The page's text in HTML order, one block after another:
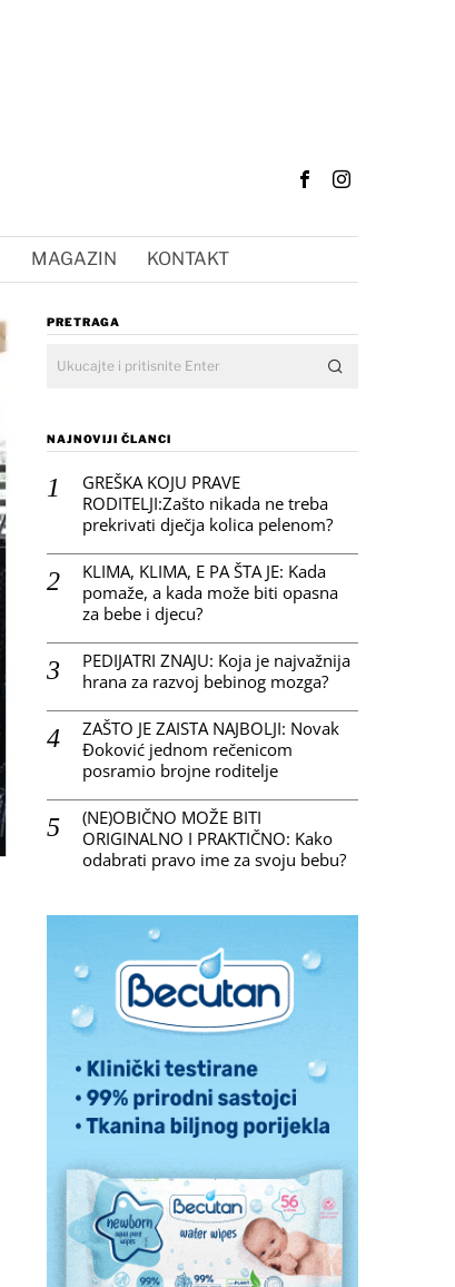
MAGAZIN KONTAKT
PRETRAGA
NAJNOVIJI ČLANCI
GREŠKA KOJU PRAVE
RODITELJI:Zašto nikada ne treba
prekrivati dječja kolica pelenom?
KLIMA, KLIMA, E PA ŠTA JE: Kada
pomaže, a kada može biti opasna
za bebe i djecu?
PEDIJATRI ZNAJU: Koja je najvažnija
hrana za razvoj bebinog mozga?
ZAŠTO JE ZAISTA NAJBOLJI: Novak
Đoković jednom rečenicom
posramio brojne roditelje
(NE)OBIČNO MOŽE BITI
ORIGINALNO I PRAKTIČNO: Kako
odabrati pravo ime za svoju bebu?